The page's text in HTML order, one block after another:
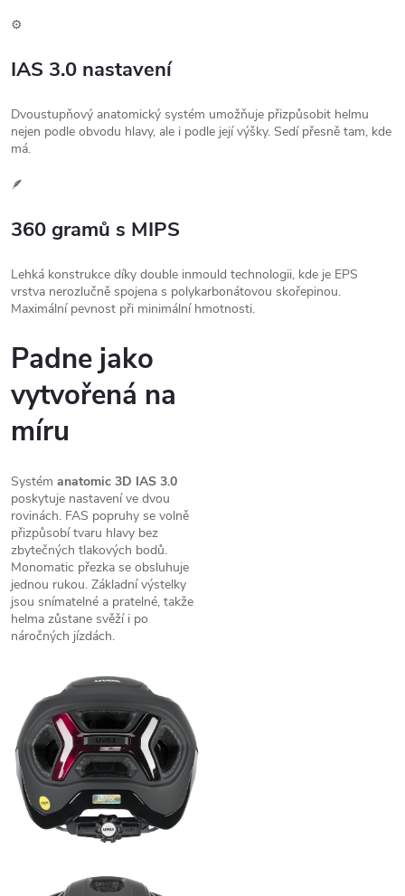
⚙️
IAS 3.0 nastavení
Dvoustupňový anatomický systém umožňuje přizpůsobit helmu
nejen podle obvodu hlavy, ale i podle její výšky. Sedí přesně tam, kde
má.
🪶
360 gramů s MIPS
Lehká konstrukce díky double inmould technologii, kde je EPS
vrstva nerozlučně spojena s polykarbonátovou skořepinou.
Maximální pevnost při minimální hmotnosti.
Padne jako
vytvořená na
míru
Systém anatomic 3D IAS 3.0
poskytuje nastavení ve dvou
rovinách. FAS popruhy se volně
přizpůsobí tvaru hlavy bez
zbytečných tlakových bodů.
Monomatic přezka se obsluhuje
jednou rukou. Základní výstelky
jsou snímatelné a pratelné, takže
helma zůstane svěží i po
náročných jízdách.